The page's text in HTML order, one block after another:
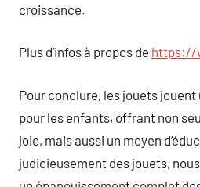
croissance.
Plus d’infos à propos de https://
Pour conclure, les jouets
pour les enfants, offrant non
joie, mais aussi un moyen
judicieusement des jouets,